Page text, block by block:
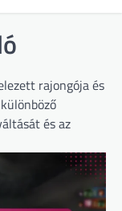
rajongója és
és az